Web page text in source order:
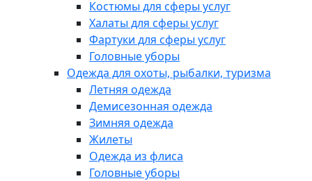
Костюмы для сферы услуг
Халаты для сферы услуг
Фартуки для сферы услуг
Головные уборы
Одежда для охоты, рыбалки, туризма
Летняя одежда
Демисезонная одежда
Зимняя одежда
Жилеты
Одежда из флиса
Головные уборы